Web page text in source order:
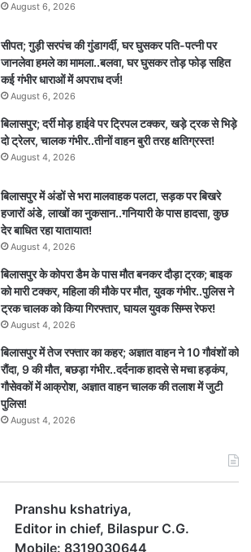
August 6, 2026
सीपत; गुड़ी सरपंच की गुंडागर्दी, घर घुसकर पति-पत्नी पर
जानलेवा हमले का मामला..बलवा, घर घुसकर तोड़ फोड़ सहित
कई गंभीर धाराओं में अपराध दर्ज!
August 6, 2026
बिलासपुर; दर्री मोड़ हाईवे पर ट्रिपल टक्कर, खड़े ट्रक से भिड़े
दो ट्रेलर, चालक गंभीर..तीनों वाहन बुरी तरह क्षतिग्रस्त!
August 4, 2026
बिलासपुर में अंडों से भरा मालवाहक पलटा, सड़क पर बिखरे
हजारों अंडे, लाखों का नुकसान..गनियारी के पास हादसा, कुछ
देर बाधित रहा यातायात!
August 4, 2026
बिलासपुर के कोपरा डैम के पास मौत बनकर दौड़ा ट्रक; बाइक
को मारी टक्कर, महिला की मौके पर मौत, युवक गंभीर..पुलिस ने
ट्रक चालक को किया गिरफ्तार, घायल युवक सिम्स रेफर!
August 4, 2026
बिलासपुर में तेज रफ्तार का कहर; अज्ञात वाहन ने 10 गौवंशों को
रौंदा, 9 की मौत, बछड़ा गंभीर..दर्दनाक हादसे से मचा हड़कंप,
गौसेवकों में आक्रोश, अज्ञात वाहन चालक की तलाश में जुटी
पुलिस!
August 4, 2026
Pranshu kshatriya,
Editor in chief, Bilaspur C.G.
Mobile: 8319030644